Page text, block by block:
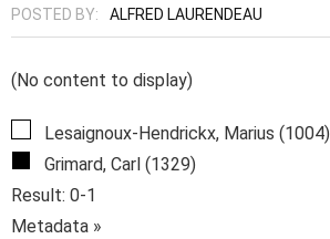
POSTED BY:
ALFRED LAURENDEAU
(No content to display)
Lesaignoux-Hendrickx, Marius (1004)
Grimard, Carl (1329)
Result: 0-1
Metadata »